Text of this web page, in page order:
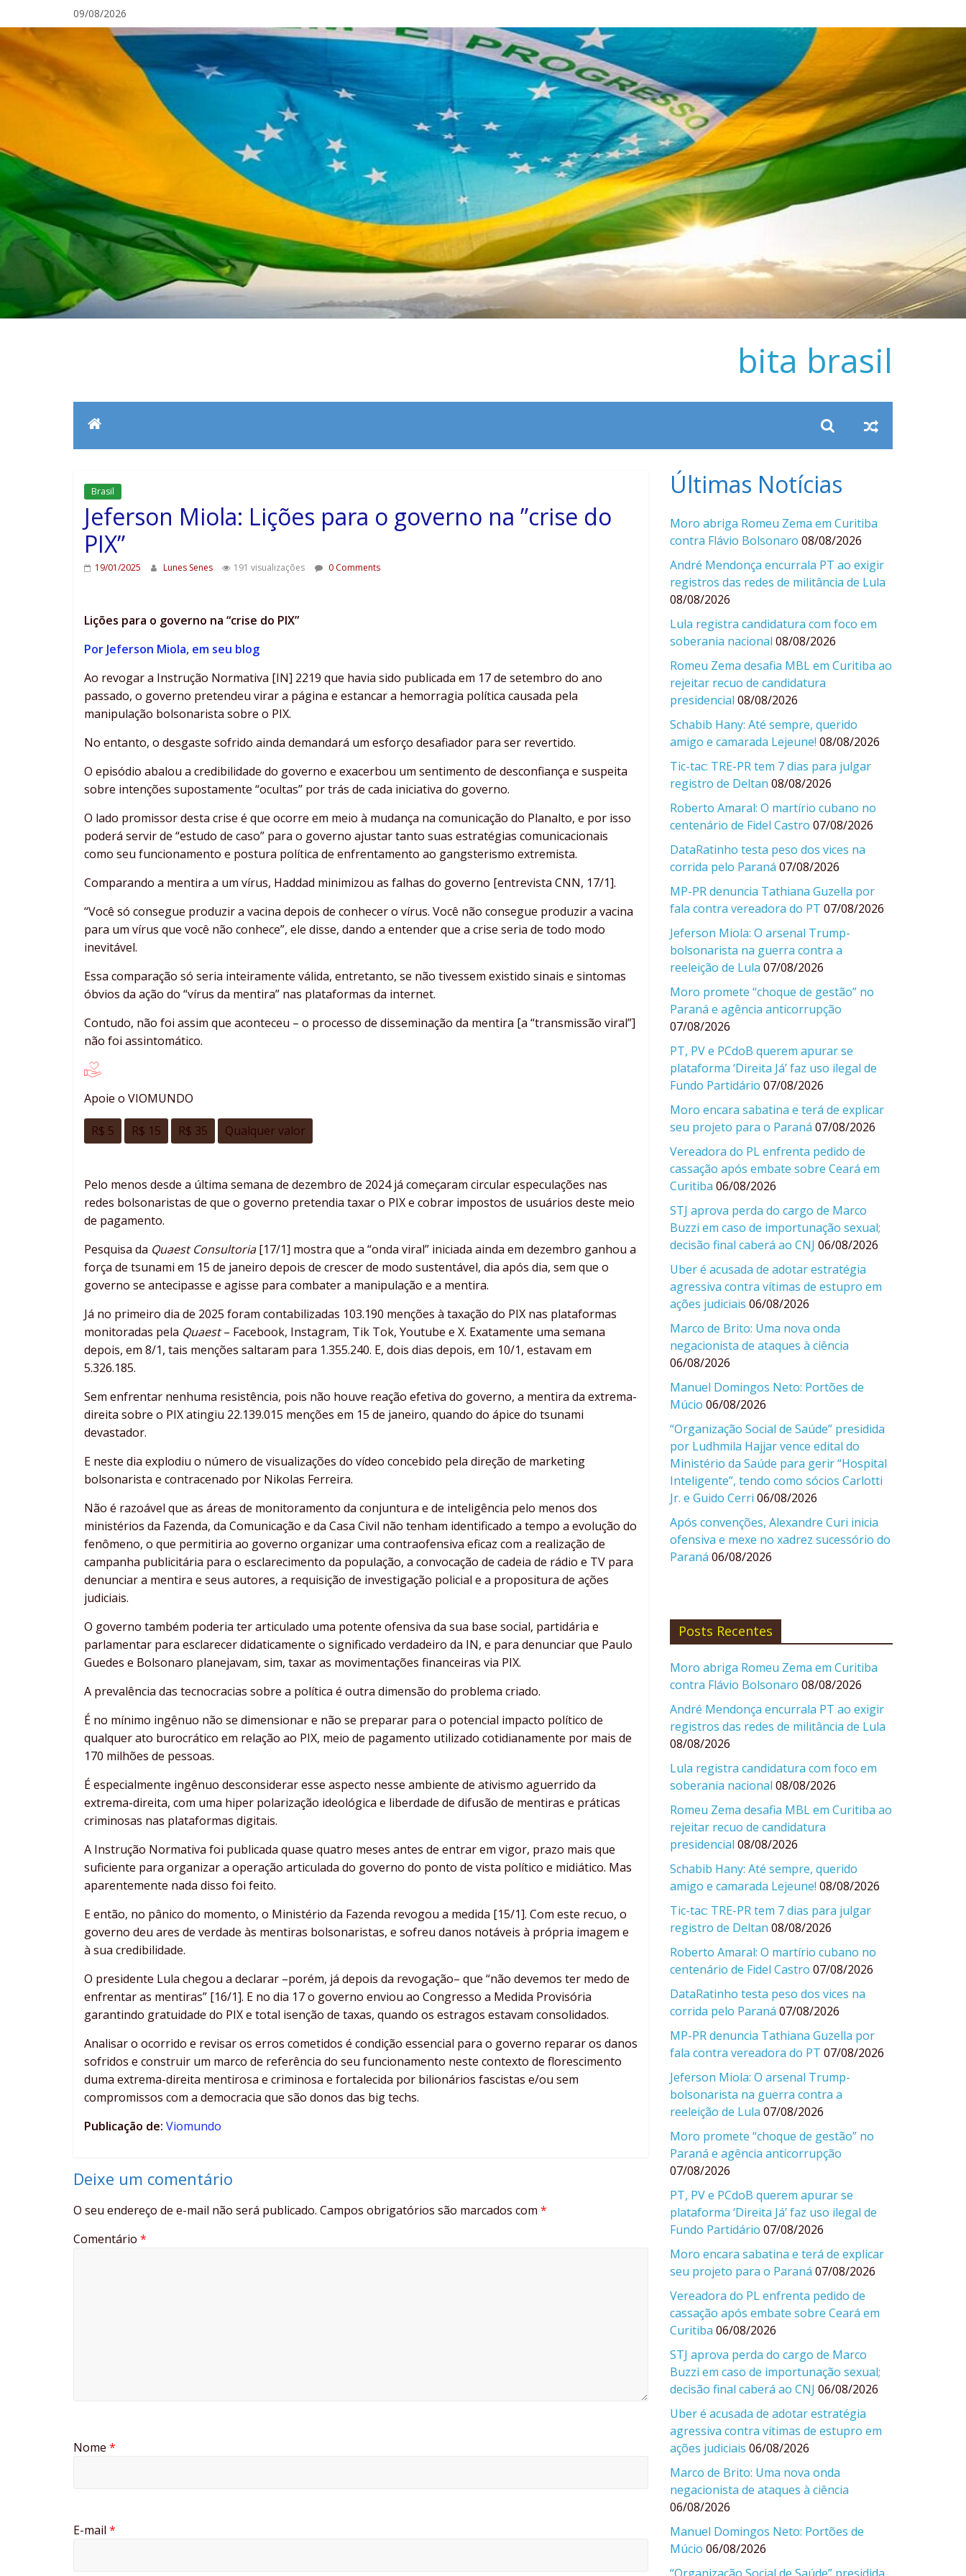
para
conteúdo
09/08/2026
bita brasil
Brasil
Jeferson Miola: Lições para o governo na ”crise do
PIX”
19/01/2025 Lunes Senes 191 visualizações 0 Comments
Lições para o governo na “crise do PIX”
Por Jeferson Miola, em seu blog
Ao revogar a Instrução Normativa [IN] 2219 que havia sido publicada em 17 de setembro do ano
passado, o governo pretendeu virar a página e estancar a hemorragia política causada pela
manipulação bolsonarista sobre o PIX.
No entanto, o desgaste sofrido ainda demandará um esforço desafiador para ser revertido.
O episódio abalou a credibilidade do governo e exacerbou um sentimento de desconfiança e suspeita
sobre intenções supostamente “ocultas” por trás de cada iniciativa do governo.
O lado promissor desta crise é que ocorre em meio à mudança na comunicação do Planalto, e por isso
poderá servir de “estudo de caso” para o governo ajustar tanto suas estratégias comunicacionais
como seu funcionamento e postura política de enfrentamento ao gangsterismo extremista.
Comparando a mentira a um vírus, Haddad minimizou as falhas do governo [entrevista CNN, 17/1].
“Você só consegue produzir a vacina depois de conhecer o vírus. Você não consegue produzir a vacina
para um vírus que você não conhece”, ele disse, dando a entender que a crise seria de todo modo
inevitável.
Essa comparação só seria inteiramente válida, entretanto, se não tivessem existido sinais e sintomas
óbvios da ação do “vírus da mentira” nas plataformas da internet.
Contudo, não foi assim que aconteceu – o processo de disseminação da mentira [a “transmissão viral”]
não foi assintomático.
Apoie o VIOMUNDO
R$ 5 R$ 15 R$ 35 Qualquer valor
Pelo menos desde a última semana de dezembro de 2024 já começaram circular especulações nas
redes bolsonaristas de que o governo pretendia taxar o PIX e cobrar impostos de usuários deste meio
de pagamento.
Pesquisa da Quaest Consultoria[17/1] mostra que a “onda viral” iniciada ainda em dezembro ganhou a
força de tsunami em 15 de janeiro depois de crescer de modo sustentável, dia após dia, sem que o
governo se antecipasse e agisse para combater a manipulação e a mentira.
Já no primeiro dia de 2025 foram contabilizadas 103.190 menções à taxação do PIX nas plataformas
monitoradas pela Quaest– Facebook, Instagram, Tik Tok, Youtube e X. Exatamente uma semana
depois, em 8/1, tais menções saltaram para 1.355.240. E, dois dias depois, em 10/1, estavam em
5.326.185.
Sem enfrentar nenhuma resistência, pois não houve reação efetiva do governo, a mentira da extrema-
direita sobre o PIX atingiu 22.139.015 menções em 15 de janeiro, quando do ápice do tsunami
devastador.
E neste dia explodiu o número de visualizações do vídeo concebido pela direção de marketing
bolsonarista e contracenado por Nikolas Ferreira.
Não é razoável que as áreas de monitoramento da conjuntura e de inteligência pelo menos dos
ministérios da Fazenda, da Comunicação e da Casa Civil não tenham identificado a tempo a evolução do
fenômeno, o que permitiria ao governo organizar uma contraofensiva eficaz com a realização de
campanha publicitária para o esclarecimento da população, a convocação de cadeia de rádio e TV para
denunciar a mentira e seus autores, a requisição de investigação policial e a propositura de ações
judiciais.
O governo também poderia ter articulado uma potente ofensiva da sua base social, partidária e
parlamentar para esclarecer didaticamente o significado verdadeiro da IN, e para denunciar que Paulo
Guedes e Bolsonaro planejavam, sim, taxar as movimentações financeiras via PIX.
A prevalência das tecnocracias sobre a política é outra dimensão do problema criado.
É no mínimo ingênuo não se dimensionar e não se preparar para o potencial impacto político de
qualquer ato burocrático em relação ao PIX, meio de pagamento utilizado cotidianamente por mais de
170 milhões de pessoas.
É especialmente ingênuo desconsiderar esse aspecto nesse ambiente de ativismo aguerrido da
extrema-direita, com uma hiper polarização ideológica e liberdade de difusão de mentiras e práticas
criminosas nas plataformas digitais.
A Instrução Normativa foi publicada quase quatro meses antes de entrar em vigor, prazo mais que
suficiente para organizar a operação articulada do governo do ponto de vista político e midiático. Mas
aparentemente nada disso foi feito.
E então, no pânico do momento, o Ministério da Fazenda revogou a medida [15/1]. Com este recuo, o
governo deu ares de verdade às mentiras bolsonaristas, e sofreu danos notáveis à própria imagem e
à sua credibilidade.
O presidente Lula chegou a declarar –porém, já depois da revogação– que “não devemos ter medo de
enfrentar as mentiras” [16/1]. E no dia 17 o governo enviou ao Congresso a Medida Provisória
garantindo gratuidade do PIX e total isenção de taxas, quando os estragos estavam consolidados.
Analisar o ocorrido e revisar os erros cometidos é condição essencial para o governo reparar os danos
sofridos e construir um marco de referência do seu funcionamento neste contexto de florescimento
duma extrema-direita mentirosa e criminosa e fortalecida por bilionários fascistas e/ou sem
compromissos com a democracia que são donos das big techs.
Publicação de: Viomundo
Deixe um comentário
O seu endereço de e-mail não será publicado. Campos obrigatórios são marcados com *
Comentário *
Nome *
E-mail *
Últimas Notícias
Moro abriga Romeu Zema em Curitiba
contra Flávio Bolsonaro 08/08/2026
André Mendonça encurrala PT ao exigir
registros das redes de militância de Lula
08/08/2026
Lula registra candidatura com foco em
soberania nacional 08/08/2026
Romeu Zema desafia MBL em Curitiba ao
rejeitar recuo de candidatura
presidencial 08/08/2026
Schabib Hany: Até sempre, querido
amigo e camarada Lejeune! 08/08/2026
Tic-tac: TRE-PR tem 7 dias para julgar
registro de Deltan 08/08/2026
Roberto Amaral: O martírio cubano no
centenário de Fidel Castro 07/08/2026
DataRatinho testa peso dos vices na
corrida pelo Paraná 07/08/2026
MP-PR denuncia Tathiana Guzella por
fala contra vereadora do PT 07/08/2026
Jeferson Miola: O arsenal Trump-
bolsonarista na guerra contra a
reeleição de Lula 07/08/2026
Moro promete “choque de gestão” no
Paraná e agência anticorrupção
07/08/2026
PT, PV e PCdoB querem apurar se
plataforma ‘Direita Já’ faz uso ilegal de
Fundo Partidário 07/08/2026
Moro encara sabatina e terá de explicar
seu projeto para o Paraná 07/08/2026
Vereadora do PL enfrenta pedido de
cassação após embate sobre Ceará em
Curitiba 06/08/2026
STJ aprova perda do cargo de Marco
Buzzi em caso de importunação sexual;
decisão final caberá ao CNJ 06/08/2026
Uber é acusada de adotar estratégia
agressiva contra vítimas de estupro em
ações judiciais 06/08/2026
Marco de Brito: Uma nova onda
negacionista de ataques à ciência
06/08/2026
Manuel Domingos Neto: Portões de
Múcio 06/08/2026
“Organização Social de Saúde” presidida
por Ludhmila Hajjar vence edital do
Ministério da Saúde para gerir “Hospital
Inteligente”, tendo como sócios Carlotti
Jr. e Guido Cerri 06/08/2026
Após convenções, Alexandre Curi inicia
ofensiva e mexe no xadrez sucessório do
Paraná 06/08/2026
Posts Recentes
Moro abriga Romeu Zema em Curitiba
contra Flávio Bolsonaro 08/08/2026
André Mendonça encurrala PT ao exigir
registros das redes de militância de Lula
08/08/2026
Lula registra candidatura com foco em
soberania nacional 08/08/2026
Romeu Zema desafia MBL em Curitiba ao
rejeitar recuo de candidatura
presidencial 08/08/2026
Schabib Hany: Até sempre, querido
amigo e camarada Lejeune! 08/08/2026
Tic-tac: TRE-PR tem 7 dias para julgar
registro de Deltan 08/08/2026
Roberto Amaral: O martírio cubano no
centenário de Fidel Castro 07/08/2026
DataRatinho testa peso dos vices na
corrida pelo Paraná 07/08/2026
MP-PR denuncia Tathiana Guzella por
fala contra vereadora do PT 07/08/2026
Jeferson Miola: O arsenal Trump-
bolsonarista na guerra contra a
reeleição de Lula 07/08/2026
Moro promete “choque de gestão” no
Paraná e agência anticorrupção
07/08/2026
PT, PV e PCdoB querem apurar se
plataforma ‘Direita Já’ faz uso ilegal de
Fundo Partidário 07/08/2026
Moro encara sabatina e terá de explicar
seu projeto para o Paraná 07/08/2026
Vereadora do PL enfrenta pedido de
cassação após embate sobre Ceará em
Curitiba 06/08/2026
STJ aprova perda do cargo de Marco
Buzzi em caso de importunação sexual;
decisão final caberá ao CNJ 06/08/2026
Uber é acusada de adotar estratégia
agressiva contra vítimas de estupro em
ações judiciais 06/08/2026
Marco de Brito: Uma nova onda
negacionista de ataques à ciência
06/08/2026
Manuel Domingos Neto: Portões de
Múcio 06/08/2026